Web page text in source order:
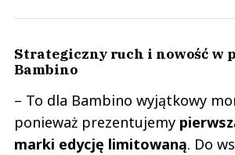
Strategiczny ruch i nowość w
Bambino
– To dla Bambino wyjątkowy
ponieważ prezentujemy
marki edycję limitowaną. Do